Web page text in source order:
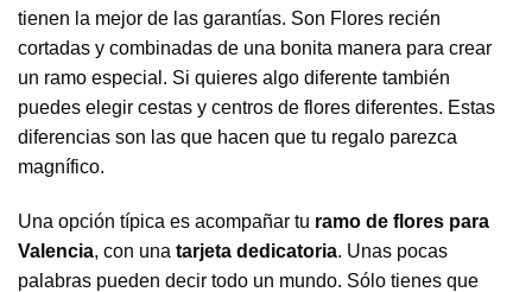
tienen la mejor de las garantías. Son Flores recién
cortadas y combinadas de una bonita manera para crear
un ramo especial. Si quieres algo diferente también
puedes elegir cestas y centros de flores diferentes. Estas
diferencias son las que hacen que tu regalo parezca
magnífico.
Una opción típica es acompañar tu ramo de flores para
Valencia, con una tarjeta dedicatoria. Unas pocas
palabras pueden decir todo un mundo. Sólo tienes que